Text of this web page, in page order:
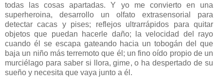
todas las cosas apartadas. Y yo me convierto en una
superheroina, desarrollo un olfato extrasensorial para
detectar cacas y pises; reflejos ultrarrápidos para quitar
objetos que puedan hacerle daño; la velocidad del rayo
cuando él se escapa gateando hacia un tobogán del que
baja un niño más terremoto que él; un fino oído propio de un
murciélago para saber si llora, gime, o ha despertado de su
sueño y necesita que vaya junto a él.